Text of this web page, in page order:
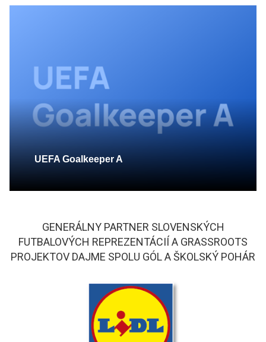
UEFA Goalkeeper A
GENERÁLNY PARTNER SLOVENSKÝCH
FUTBALOVÝCH REPREZENTÁCIÍ A GRASSROOTS
PROJEKTOV DAJME SPOLU GÓL A ŠKOLSKÝ POHÁR